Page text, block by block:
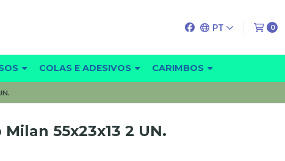
PT 0
COLAS E ADESIVOS CARIMBOS
55x23x13 2 UN.